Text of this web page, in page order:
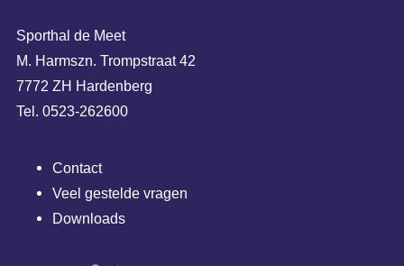
Sporthal de Meet
M. Harmszn. Trompstraat 42
7772 ZH Hardenberg
Tel. 0523-262600
Contact
Veel gestelde vragen
Downloads